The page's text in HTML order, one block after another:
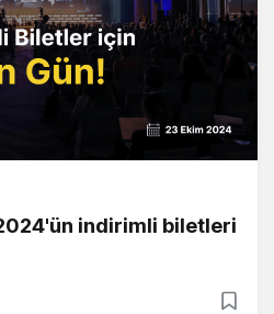
indirimli biletleri